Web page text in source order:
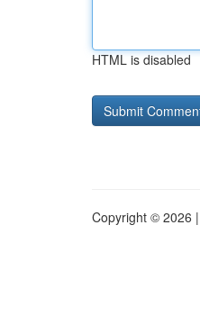
HTML is disabled
Copyright © 2026 |